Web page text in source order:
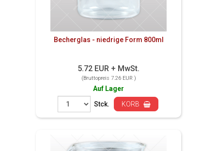
Becherglas - niedrige Form 800ml
5.72 EUR + MwSt.
(Bruttopreis 7.26 EUR )
Auf Lager
Stck.
KORB